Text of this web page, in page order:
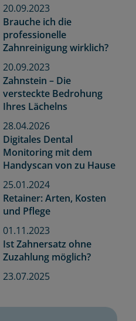
20.09.2023
Brauche ich die
professionelle
Zahnreinigung wirklich?
20.09.2023
Zahnstein – Die
versteckte Bedrohung
Ihres Lächelns
28.04.2026
Digitales Dental
Monitoring mit dem
Handyscan von zu Hause
25.01.2024
Retainer: Arten, Kosten
und Pflege
01.11.2023
Ist Zahnersatz ohne
Zuzahlung möglich?
23.07.2025